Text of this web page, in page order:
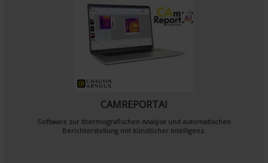
CAMREPORTAI
Software zur thermografischen Analyse und automatischen
Berichterstellung mit künstlicher Intelligenz.